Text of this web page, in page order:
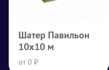
Шатер Павильон
10х10 м
от 0 ₽